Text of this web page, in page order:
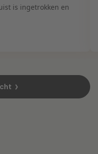
is ingetrokken en